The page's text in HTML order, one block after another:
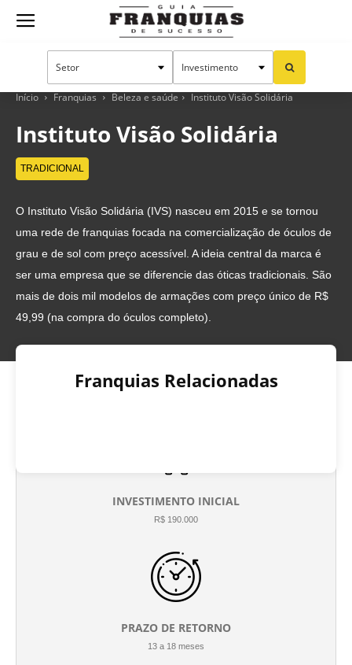
Guia
Franquias
Sucesso
Início Franquias Beleza e saúde Instituto Visão Solidária
Instituto Visão Solidária
TRADICIONAL
O Instituto Visão Solidária (IVS) nasceu em 2015 e se tornou
uma rede de franquias focada na comercialização de óculos de
grau e de sol com preço acessível. A ideia central da marca é
ser uma empresa que se diferencie das óticas tradicionais. São
mais de dois mil modelos de armações com preço único de R$
49,99 (na compra do óculos completo).
Franquias Relacionadas
INVESTIMENTO INICIAL
R$ 190.000
PRAZO DE RETORNO
13 a 18 meses